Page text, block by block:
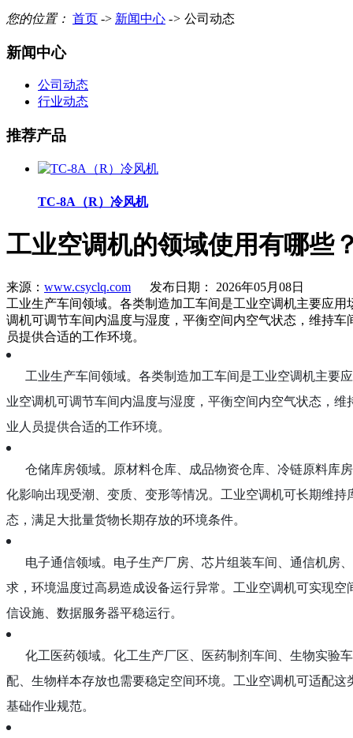
您的位置： 首页 -> 新闻中心 -> 公司动态
新闻中心
公司动态
行业动态
推荐产品
TC-8A（R）冷风机
工业空调机的领域使用有哪些？
来源： www.csyclq.com 发布日期： 2026年05月08日
工业生产车间领域。各类制造加工车间是工业空调机主要应
调机可调节车间内温度与湿度，平衡空间内空气状态，维持
员提供合适的工作环境。
工业生产车间领域。各类制造加工车间是工业空调机主要
业空调机可调节车间内温度与湿度，平衡空间内空气状态，
业人员提供合适的工作环境。
仓储库房领域。原材料仓库、成品物资仓库、冷链原料库
化影响出现受潮、变质、变形等情况。工业空调机可长期维
态，满足大批量货物长期存放的环境条件。
电子通信领域。电子生产厂房、芯片组装车间、通信机房
求，环境温度过高易造成设备运行异常。工业空调机可实现
信设施、数据服务器平稳运行。
化工医药领域。化工生产厂区、医药制剂车间、生物实验
配、生物样本存放也需要稳定空间环境。工业空调机可适配
基础作业规范。